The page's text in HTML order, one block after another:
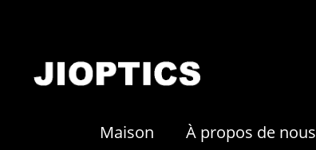
Maison À propos de nous